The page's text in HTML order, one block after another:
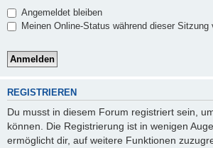
Angemeldet bleiben
Meinen Online-Status während dieser Sitzung
REGISTRIEREN
Du musst in diesem Forum registriert sein,
können. Die Registrierung ist in wenigen
ermöglicht dir, auf weitere Funktionen